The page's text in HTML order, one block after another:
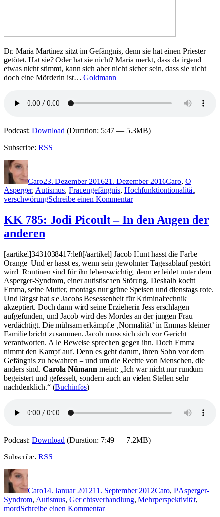
Dr. Maria Martinez sitzt im Gefängnis, denn sie hat einen Priester
getötet. Hat sie? Oder hat sie nicht? Maria merkt, dass da irgend
etwas nicht stimmt, kann sich aber nicht sicher sein, dass sie nicht
doch eine Mörderin ist… Goldmann
Podcast: Download (Duration: 5:47 — 5.3MB)
Subscribe: RSS
Autor
Caro23. Dezember 201621. Dezember 2016Caro, O
Asperger, Autismus, Frauengefängnis, Hochfunktiontionalität,
verschwörungSchreibe einen Kommentarzu
Nikki
Owen
Netz
der
Spinne
KK 785: Jodi Picoult – In den Augen der
anderen
[aartikel]3431038417:left[/aartikel] Jacob Hunt hasst die Farbe
Orange. Und er hasst es, wenn sein gewohnter Tagesablauf gestört
wird. Routinen sind für ihn lebenswichtig, denn er leidet unter dem
Asperger-Syndrom, einer autistischen Störung. Deshalb kocht
Emma, seine Mutter, montags nur grüne Speisen und dienstags rote.
Und längst hat sie Jacobs Besessenheit für Kriminaltechnik
akzeptiert. Doch dann wird seine Erzieherin Jess erschlagen
aufgefunden, und Jacob wird des Mordes an der jungen Frau
verdächtigt. Die mühsam erkämpfte ‚Normalität’ in Emmas kleiner
Familie bricht zusammen. Jacob muss sich sich vor Gericht
verantworten. Alle Beweise sprechen gegen ihn. Doch Emma
nimmt den Kampf auf. Denn es geht darum, ihren Sohn vor dem
Gefängnis zu bewahren – und um die Rechte von Menschen, die
anders sind. Carola Nümann meint: „Ich war nicht nur rundum
begeistert und gefesselt, sondern auch an vielen Stellen sehr
nachdenklich.“ (Buchinfos)
Podcast: Download (Duration: 7:49 — 7.2MB)
Subscribe: RSS
Autor
Caro14. Januar 201211. September 2012Caro, PAsperger-
Syndrom, Autismus, Gerichtsverhandlung, Mehrperspektivität,
mordSchreibe einen Kommentarzu